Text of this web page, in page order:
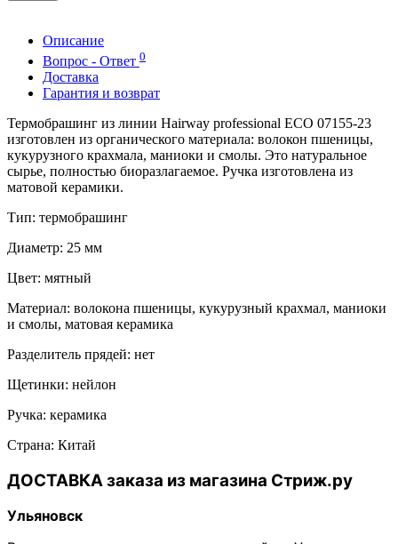
Описание
Вопрос - Ответ 0
Доставка
Гарантия и возврат
Термобрашинг из линии Hairway professional ECO 07155-23
изготовлен из органического материала: волокон пшеницы,
кукурузного крахмала, маниоки и смолы. Это натуральное
сырье, полностью биоразлагаемое. Ручка изготовлена из
матовой керамики.
Тип: термобрашинг
Диаметр: 25 мм
Цвет: мятный
Материал: волокона пшеницы, кукурузный крахмал, маниоки
и смолы, матовая керамика
Разделитель прядей: нет
Щетинки: нейлон
Ручка: керамика
Страна: Китай
ДОСТАВКА заказа из магазина Стриж.ру
Ульяновск